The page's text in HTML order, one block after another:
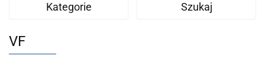
Kategorie Szukaj
VF